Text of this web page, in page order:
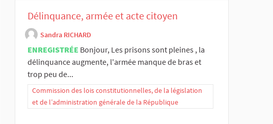
Délinquance, armée et acte citoyen
Sandra RICHARD
ENREGISTRÉE Bonjour, Les prisons sont pleines , la
délinquance augmente, l'armée manque de bras et
trop peu de...
Commission des lois constitutionnelles, de la législation
et de l’administration générale de la République